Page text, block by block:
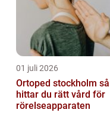
01 juli 2026
Ortoped stockholm så
hittar du rätt vård för
rörelseapparaten